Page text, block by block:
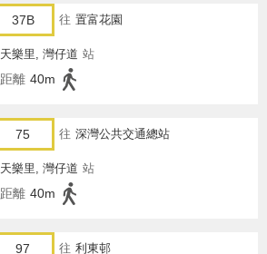
37B 往 置富花園
天樂里, 灣仔道 站
距離 40m
75 往 深灣公共交通總站
天樂里, 灣仔道 站
距離 40m
97 往 利東邨